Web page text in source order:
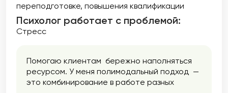
переподготовке повышения квалификации
Психолог работает с проблемой:
Стресс
Помогаю клиентам бережно наполняться
ресурсом. У меня полимодальный подход —
это комбинирование в работе разных